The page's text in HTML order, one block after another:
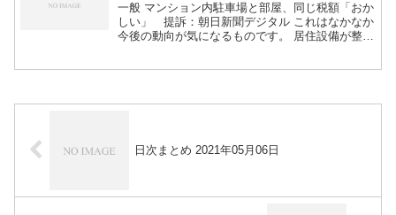
一般 マンション内駐車場と部屋、同じ税額「おか
しい」 提訴：朝日新聞デジタル これはなかなか
今後の動向が気になるものです。 居住設備が整っ
日次まとめ 2021年05月06日